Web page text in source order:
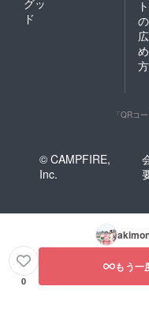
グッ
ド
ト
の
広
め
方
「QRコ
© CAMPFIRE,
Inc.
0
もう一